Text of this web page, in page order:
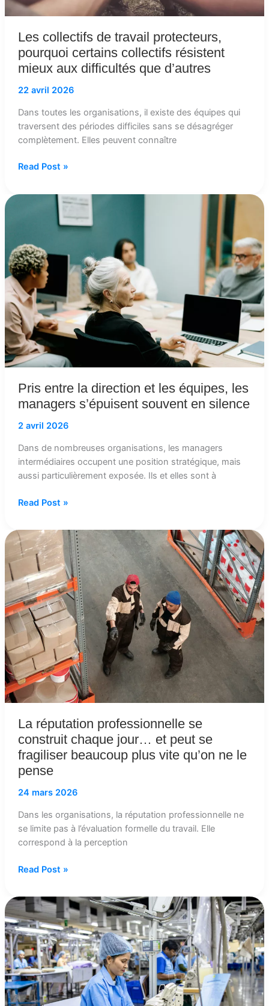
Les collectifs de travail protecteurs,
pourquoi certains collectifs résistent
mieux aux difficultés que d’autres
22 avril 2026
Dans toutes les organisations, il existe des équipes qui
traversent des périodes difficiles sans se désagréger
complètement. Elles peuvent connaître
que
Read Post »
Pris entre la direction et les équipes, les
managers s’épuisent souvent en silence
2 avril 2026
Dans de nombreuses organisations, les managers
intermédiaires occupent une position stratégique, mais
aussi particulièrement exposée. Ils et elles sont à
direction
et
les
équipes,
les
managers
s’épuisent
souvent
en
silence
Read Post »
La réputation professionnelle se
construit chaque jour… et peut se
fragiliser beaucoup plus vite qu’on ne le
pense
24 mars 2026
Dans les organisations, la réputation professionnelle ne
se limite pas à l’évaluation formelle du travail. Elle
correspond à la perception
La
réputation
professionnelle
se
construit
chaque
jour…
et
peut
se
fragiliser
beaucoup
plus
qu’on
ne
le
pense
Read Post »
Quand
l’engagement
professionnel
devient
un
facteur
de
risque